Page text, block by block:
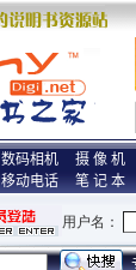
数码相机 摄 像 机
移动电话
笔 记 本